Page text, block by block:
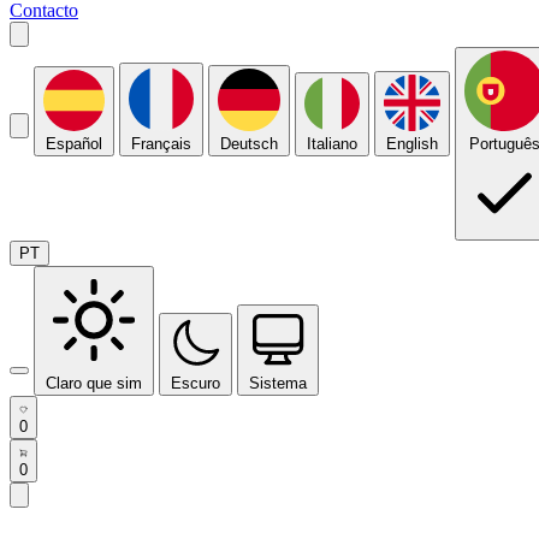
Contacto
Español Français Deutsch Italiano English Português
PT
Claro que sim Escuro Sistema
0
0